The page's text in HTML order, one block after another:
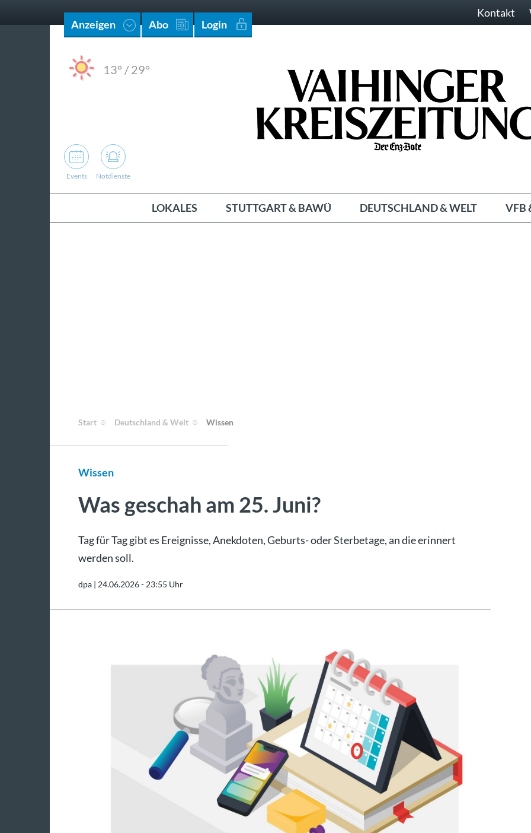
Anzeigen Abo Login
Kontakt
13° /29°
Events Notdienste
LOKALES STUTTGART & BAWÜ DEUTSCHLAND & WELT VFB
Start Deutschland & Welt Wissen
Wissen
Was geschah am 25. Juni?
Tag für Tag gibt es Ereignisse, Anekdoten, Geburts- oder Sterbetage, an die erinnert
werden soll.
dpa | 24.06.2026 - 23:55 Uhr